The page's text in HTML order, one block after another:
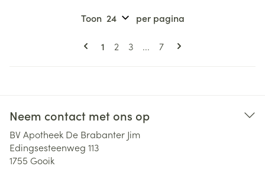
Pagina's
U lees momenteel pagina
1 Pagina
2 Pagina
3 ... Pagina
7
Toon per pagina
Neem contact met ons op
BV Apotheek De Brabanter Jim
Edingsesteenweg 113
1755 Gooik